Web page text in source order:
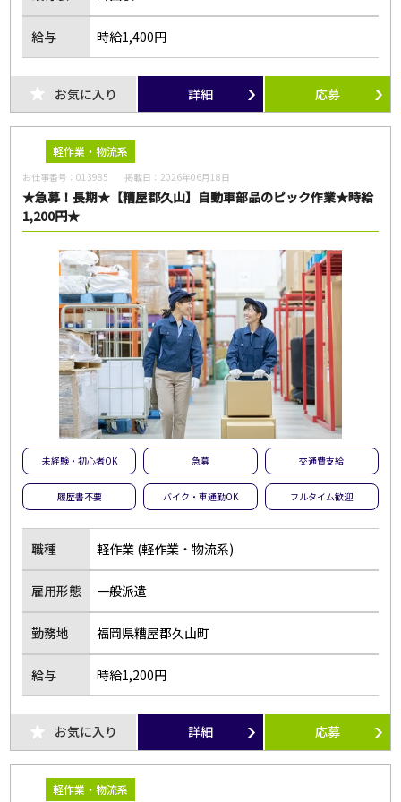
給与 時給1,400円
お気に入り 詳細 応募
軽作業・物流系
お仕事番号：013985 掲載日： 2026年06月18日
★急募！長期★【糟屋郡久山】自動車部品のピック作業★時給
1,200円★
未経験・初心者OK 急募 交通費支給
履歴書不要 バイク・車通勤OK フルタイム歓迎
職種 軽作業 (軽作業・物流系)
雇用形態 一般派遣
勤務地 福岡県糟屋郡久山町
給与 時給1,200円
お気に入り 詳細 応募
軽作業・物流系